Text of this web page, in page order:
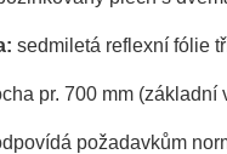
sedmiletá reflexní fólie
pr. 700 mm (základní
požadavkům